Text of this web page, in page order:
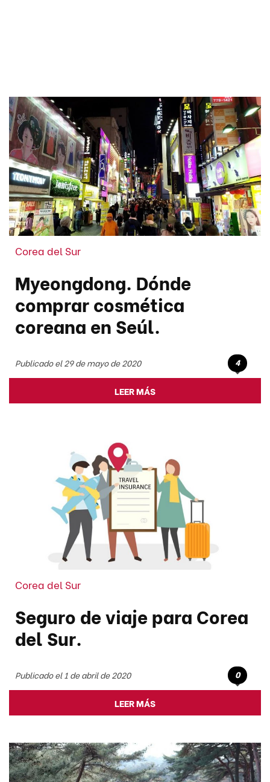
Corea del Sur
Myeongdong. Dónde
comprar cosmética
coreana en Seúl.
Publicado el 29 de mayo de 2020 4
LEER MÁS
Corea del Sur
Seguro de viaje para Corea
del Sur.
Publicado el 1 de abril de 2020 0
LEER MÁS